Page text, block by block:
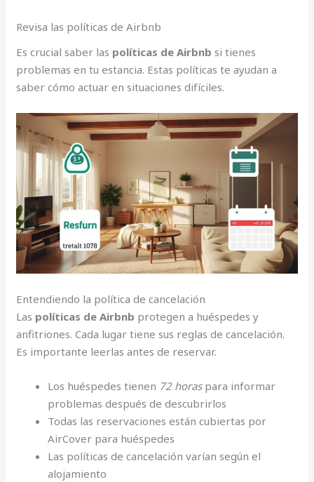
Revisa las políticas de Airbnb
Es crucial saber las políticas de Airbnb si tienes
problemas en tu estancia. Estas políticas te ayudan a
saber cómo actuar en situaciones difíciles.
Entendiendo la política de cancelación
Las políticas de Airbnb protegen a huéspedes y
anfitriones. Cada lugar tiene sus reglas de cancelación.
Es importante leerlas antes de reservar.
Los huéspedes tienen 72 horaspara informar
problemas después de descubrirlos
Todas las reservaciones están cubiertas por
AirCover para huéspedes
Las políticas de cancelación varían según el
alojamiento